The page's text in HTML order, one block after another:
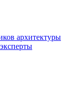
архитектуры